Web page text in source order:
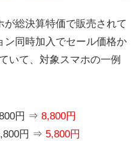
総決算特価で販売されて
ン同時加入でセール価格か
いて、対象スマホの一例
円 ⇒ 8,800円
円 ⇒ 5,800円